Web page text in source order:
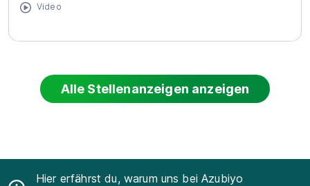
Video
Alle Stellenanzeigen anzeigen
Hier erfährst du, warum uns bei Azubiyo